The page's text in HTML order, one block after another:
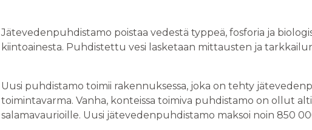
Jätevedenpuhdistamo poistaa vedestä typpeä, fosforia ja
kiintoainesta. Puhdistettu vesi lasketaan mittausten ja
Uusi puhdistamo toimii rakennuksessa, joka on tehty
toimintavarma. Vanha, konteissa toimiva puhdistamo on ollut
salamavaurioille. Uusi jätevedenpuhdistamo maksoi noin 850